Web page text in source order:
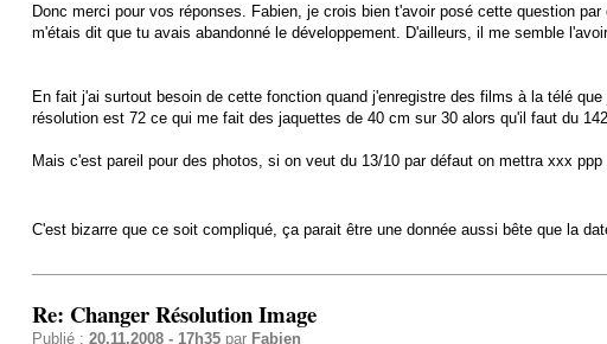
Donc merci pour vos réponses. Fabien, je crois bien t'avoir posé cette question
m'étais dit que tu avais abandonné le développement. D'ailleurs, il me semble
En fait j'ai surtout besoin de cette fonction quand j'enregistre des films à la télé
résolution est 72 ce qui me fait des jaquettes de 40 cm sur 30 alors qu'il faut du
Mais c'est pareil pour des photos, si on veut du 13/10 par défaut on mettra xxx ppp
C'est bizarre que ce soit compliqué, ça parait être une donnée aussi bête que la
Re: Changer Résolution Image
Publié : 20.11.2008 - 17h35par Fabien